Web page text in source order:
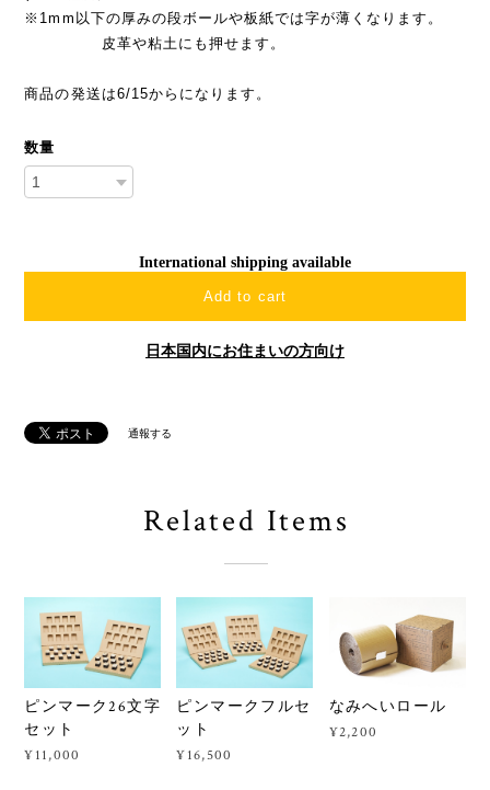
※1mm以下の厚みの段ボールや板紙では字が薄くなります。
皮革や粘土にも押せます。
商品の発送は6/15からになります。
数量
International shipping available
Add to cart
日本国内にお住まいの方向け
通報する
Related Items
ピンマーク26文字
セット
¥11,000
ピンマークフルセ
ット
¥16,500
なみへいロール
¥2,200